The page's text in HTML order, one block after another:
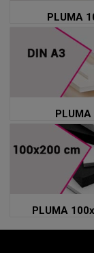
PLUMA
PLUMA
PLUMA